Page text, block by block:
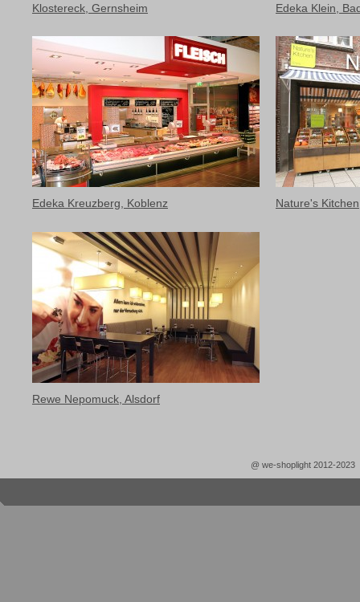
Klostereck, Gernsheim Edeka Klein,
Edeka Kreuzberg, Koblenz Nature's
Rewe Nepomuck, Alsdorf
@ we-shoplight 2012-2023